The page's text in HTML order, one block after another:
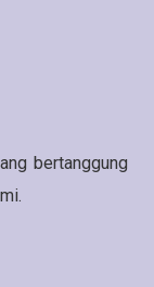
bertanggung